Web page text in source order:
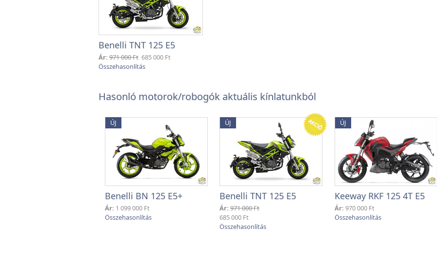
Benelli TNT 125 E5
Ár: 971 000 Ft 685 000 Ft
Hasonló motorok/robogók aktuális kínlatunkból
ÚJ
Benelli BN 125 E5+
Ár: 1 099 000 Ft
ÚJ
Benelli TNT 125 E5
Ár:971 000 Ft
685 000 Ft
ÚJ
Keeway RKF 125 4T E5
Ár: 970 000 Ft